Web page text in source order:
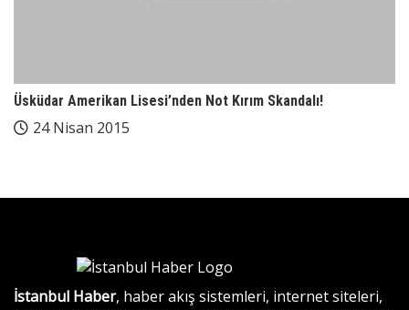
Üsküdar Amerikan Lisesi’nden Not Kırım Skandalı!
24 Nisan 2015
İstanbul Haber, haber akış sistemleri, internet siteleri,